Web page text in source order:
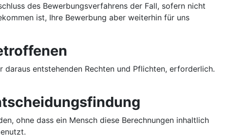
des Bewerbungsverfahrens der Fall, sofern nicht
ist, Ihre Bewerbung aber weiterhin für uns
entstehenden Rechten und Pflichten, erforderlich.
ohne dass ein Mensch diese Berechnungen inhaltlich